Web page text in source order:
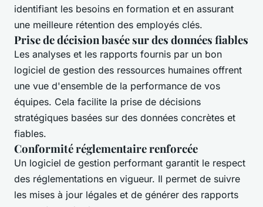
identifiant les besoins en formation et en assurant
une meilleure rétention des employés clés.
Prise de décision basée sur des données fiables
Les analyses et les rapports fournis par un bon
logiciel de gestion des ressources humaines offrent
une vue d'ensemble de la performance de vos
équipes. Cela facilite la prise de décisions
stratégiques basées sur des données concrètes et
fiables.
Conformité réglementaire renforcée
Un logiciel de gestion performant garantit le respect
des réglementations en vigueur. Il permet de suivre
les mises à jour légales et de générer des rapports